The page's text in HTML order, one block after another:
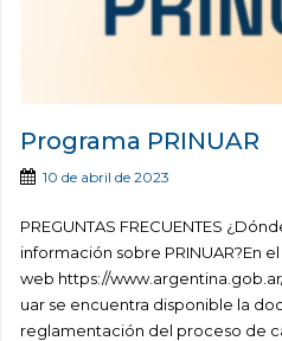
Programa PRINUAR
10 de abril de 2023
PREGUNTAS FRECUENTES
información sobre PRINUAR?En
web https://
uar se encuentra disponible la
reglamentación del proceso de